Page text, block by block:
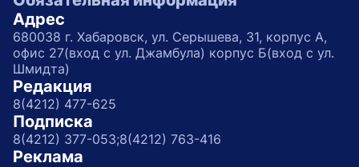
Адрес
680038 г. Хабаровск, ул. Серышева, 31, корпус А,
офис 27(вход с ул. Джамбула) корпус Б(вход с ул.
Шмидта)
Редакция
8(4212) 477-625
Подписка
8(4212) 377-053;8(4212) 763-416
Реклама